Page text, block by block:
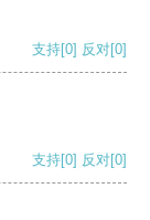
支持[0] 反对[0]
支持[0] 反对[0]